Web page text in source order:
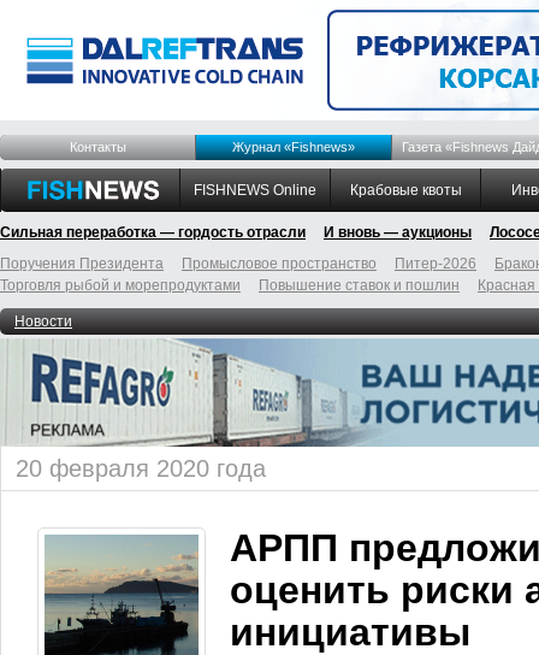
Контакты Журнал «Fishnews» Газета «Fishnews
FISHNEWS Online Крабовые квоты
Сильная переработка — гордость отрасли И вновь — аукционы
Поручения Президента
Промысловое пространство Питер-2026
Торговля рыбой и морепродуктами
Повышение ставок и пошлин
Новости
20 февраля 2020 года
АРПП
оценить риски
инициативы